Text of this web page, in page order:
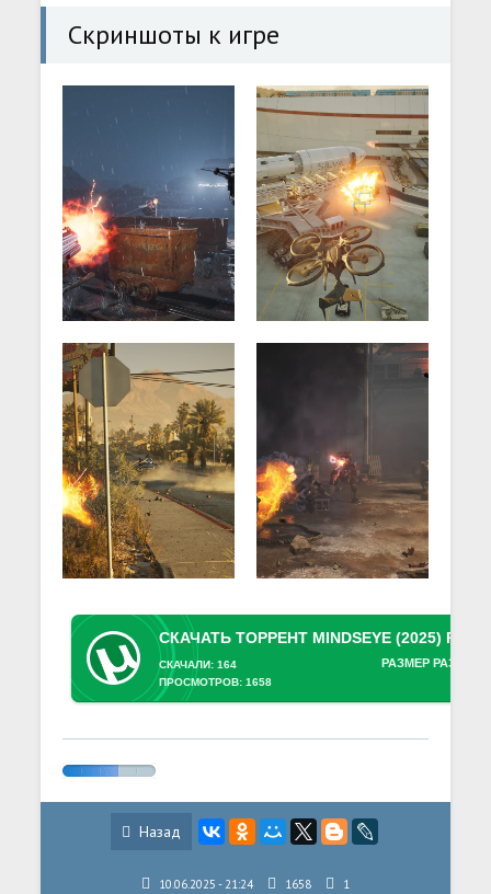
Скриншоты к игре
РАЗМЕР
СКАЧАЛИ: 164
ПРОСМОТРОВ: 1658
Назад
10.06.2025 - 21:24 1658 1